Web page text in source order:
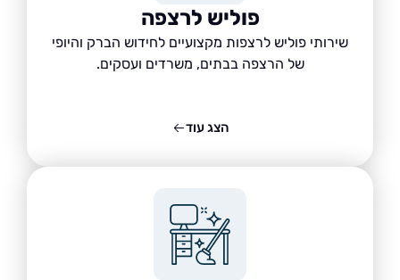
פוליש לרצפה
שירותי פוליש לרצפות מקצועיים לחידוש הברק והיופי
של הרצפה בבתים, משרדים ועסקים.